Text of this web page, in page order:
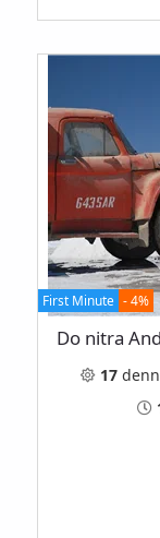
First Minute - 4%
Do nitra
17